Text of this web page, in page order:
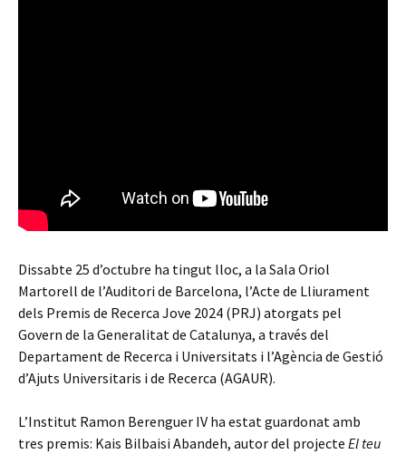
Dissabte 25 d’octubre ha tingut lloc, a la Sala Oriol
Martorell de l’Auditori de Barcelona, l’Acte de Lliurament
dels Premis de Recerca Jove 2024 (PRJ) atorgats pel
Govern de la Generalitat de Catalunya, a través del
Departament de Recerca i Universitats i l’Agència de Gestió
d’Ajuts Universitaris i de Recerca (AGAUR).
L’Institut Ramon Berenguer IV ha estat guardonat amb
tres premis: Kais Bilbaisi Abandeh, autor del projecte El teu